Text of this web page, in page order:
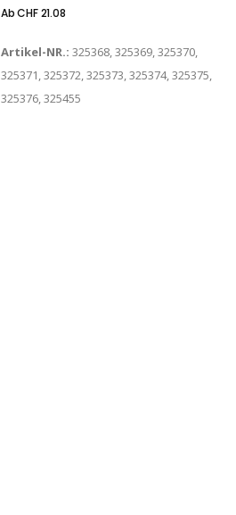
AbCHF21.08
Artikel-NR.: 325368, 325369, 325370,
325371, 325372, 325373, 325374, 325375,
325376, 325455